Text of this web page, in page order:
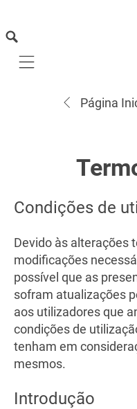
Mobile navigation
Página
Condições de
Devido às alterações
modificações
possível que as
sofram atualizações
aos utilizadores que
condições de
tenham em
mesmos.
Introdução